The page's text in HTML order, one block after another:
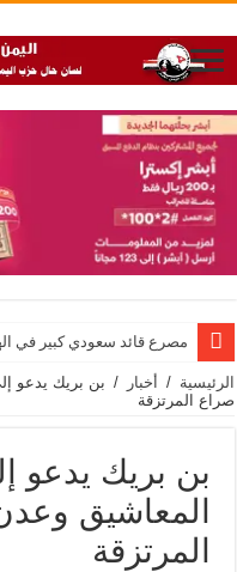
مصرع قائد سعودي كبير في
الرئيسية / أخبار / بن بريك يدعو
صراع المرتزقة
بن بريك يدعو
المعاشيق
المرتزقة